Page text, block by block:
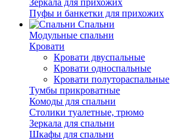
Зеркала для прихожих
Пуфы и банкетки для прихожих
Спальни
Модульные спальни
Кровати
Кровати двуспальные
Кровати односпальные
Кровати полутораспальные
Тумбы прикроватные
Комоды для спальни
Столики туалетные, трюмо
Зеркала для спальни
Шкафы для спальни